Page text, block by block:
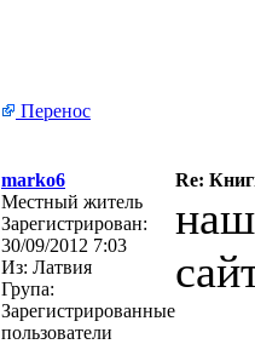
Перенос
marko6
Re:
Местный житель
Зарегистрирован:
30/09/2012 7:03
Из: Латвия
Група:
Зарегистрированные
пользователи